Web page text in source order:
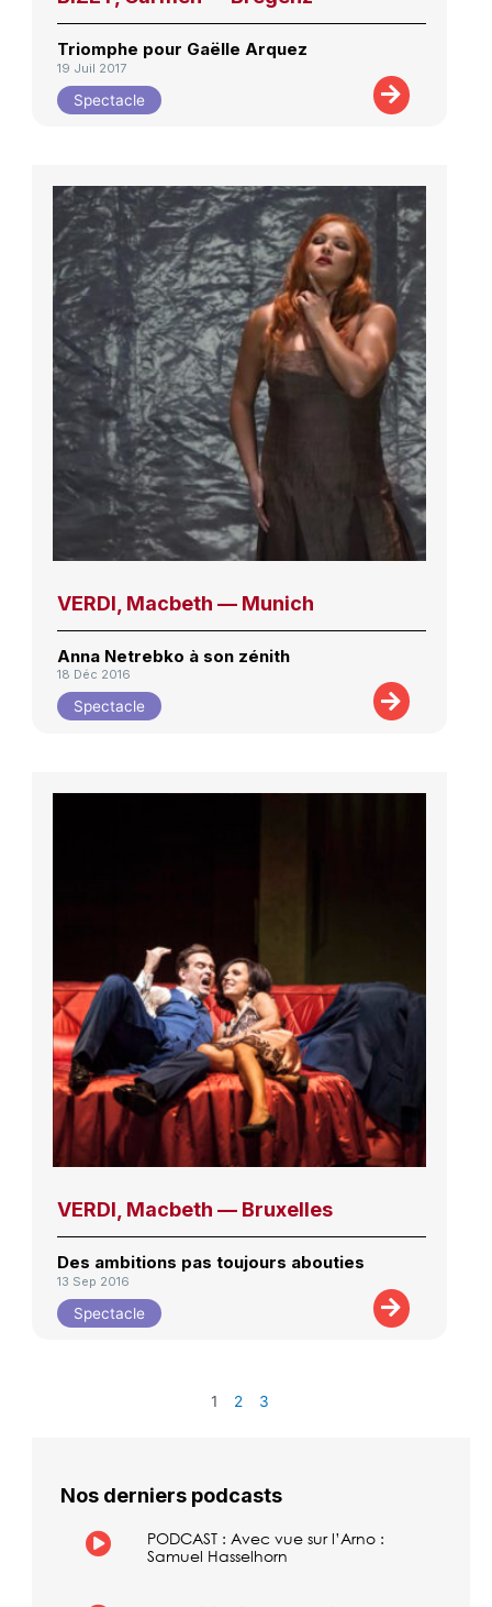
Triomphe pour Gaëlle Arquez
19 Juil 2017
Spectacle
VERDI, Macbeth — Munich
Anna Netrebko à son zénith
18 Déc 2016
Spectacle
VERDI, Macbeth — Bruxelles
Des ambitions pas toujours abouties
13 Sep 2016
Spectacle
1 2 3
Nos derniers podcasts
PODCAST : Avec vue sur l’Arno :
Samuel Hasselhorn